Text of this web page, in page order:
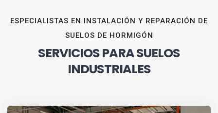
ESPECIALISTAS EN INSTALACIÓN Y REPARACIÓN DE
SUELOS DE HORMIGÓN
SERVICIOS PARA SUELOS
INDUSTRIALES